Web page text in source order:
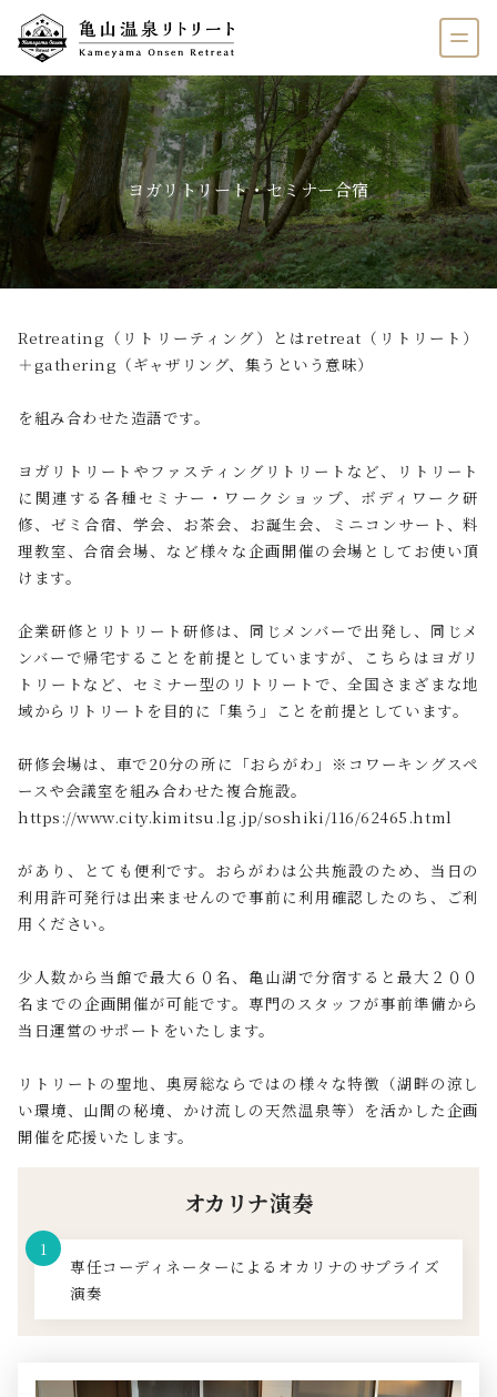
ヨガリトリート・セミナー合宿
Retreating（リトリーティング）とはretreat（リトリート）
＋gathering（ギャザリング、集うという意味）
を組み合わせた造語です。
ヨガリトリートやファスティングリトリートなど、リトリート
に関連する各種セミナー・ワークショップ、ボディワーク研
修、ゼミ合宿、学会、お茶会、お誕生会、ミニコンサート、料
理教室、合宿会場、など様々な企画開催の会場としてお使い頂
けます。
企業研修とリトリート研修は、同じメンバーで出発し、同じメ
ンバーで帰宅することを前提としていますが、こちらはヨガリ
トリートなど、セミナー型のリトリートで、全国さまざまな地
域からリトリートを目的に「集う」ことを前提としています。
研修会場は、車で20分の所に「おらがわ」※コワーキングスペ
ースや会議室を組み合わせた複合施設。
https://www.city.kimitsu.lg.jp/soshiki/116/62465.html
があり、とても便利です。おらがわは公共施設のため、当日の
利用許可発行は出来ませんので事前に利用確認したのち、ご利
用ください。
少人数から当館で最大６０名、亀山湖で分宿すると最大２００
名までの企画開催が可能です。専門のスタッフが事前準備から
当日運営のサポートをいたします。
リトリートの聖地、奥房総ならではの様々な特徴（湖畔の涼し
い環境、山間の秘境、かけ流しの天然温泉等）を活かした企画
開催を応援いたします。
オカリナ演奏
専任コーディネーターによるオカリナのサプライズ
演奏